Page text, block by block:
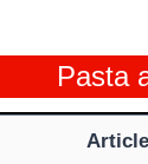
Pasta
Article